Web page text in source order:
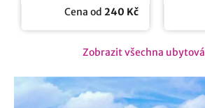
Cena od 240 Kč
Zobrazit všechna